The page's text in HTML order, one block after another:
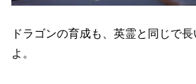
ドラゴンの育成も、英霊と同じで
よ。